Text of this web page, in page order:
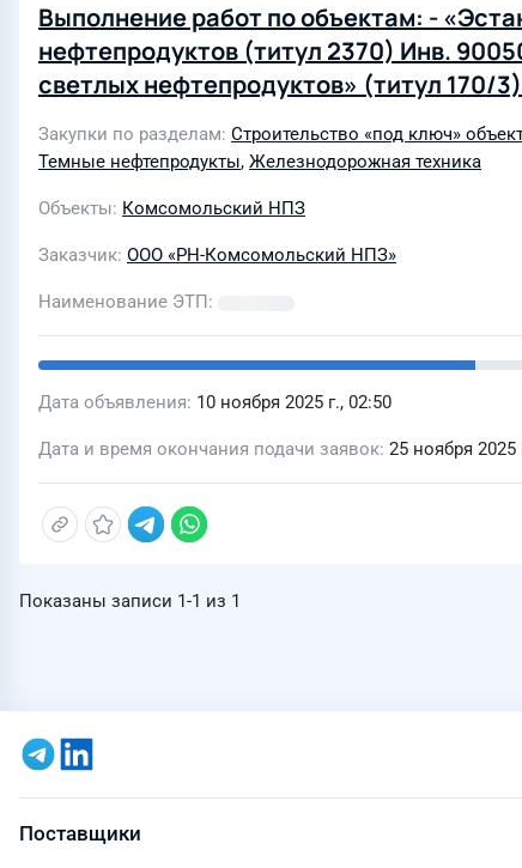
Выполнение работ по объектам: -
нефтепродуктов (титул 2370) Инв.
светлых нефтепродуктов» (титул 170/
слива и налива темных
Закупки по разделам Строительство «под ключ»
Темные нефтепродукты, Железнодорожная техника
Объекты Комсомольский НПЗ
Заказчик ООО «РН-Комсомольский НПЗ»
Наименование ЭТП
Дата объявления 10 ноября 2025 г., 02:50
Дата и время окончания подачи заявок 25 ноября 2025
Показаны записи 1-1 из 1
Поставщики